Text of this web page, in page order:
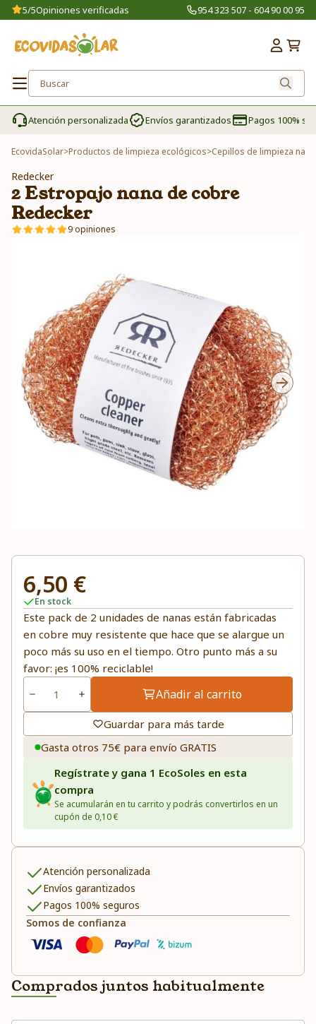
5/5Opiniones verificadas 954 323 507 - 604 90 00 95
Atención personalizada Envíos garantizados Pagos 100%
EcovidaSolar>Productos de limpieza ecológicos>Cepillos de limpieza
Redecker
2 Estropajo nana de cobre
Redecker
9 opiniones
6,50 €
En stock
Este pack de 2 unidades de nanas están fabricadas
en cobre muy resistente que hace que se alargue un
poco más su uso en el tiempo. Otro punto más a su
favor: ¡es 100% reciclable!
Añadir al carrito
Guardar para más tarde
Gasta otros 75€ para envío GRATIS
Regístrate y gana 1 EcoSoles en esta
compra
Se acumularán en tu carrito y podrás convertirlos en un
cupón de 0,10 €
Atención personalizada
Envíos garantizados
Pagos 100% seguros
Somos de confianza
Comprados juntos habitualmente